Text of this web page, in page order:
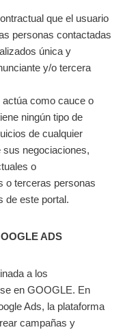
que el usuario
personas contactadas
única y
y/o tercera
como cauce o
ningún tipo de
de cualquier
negociaciones,
o
o terceras personas
de este portal.
ADS
a los
en GOOGLE. En
Ads, la plataforma
campañas y